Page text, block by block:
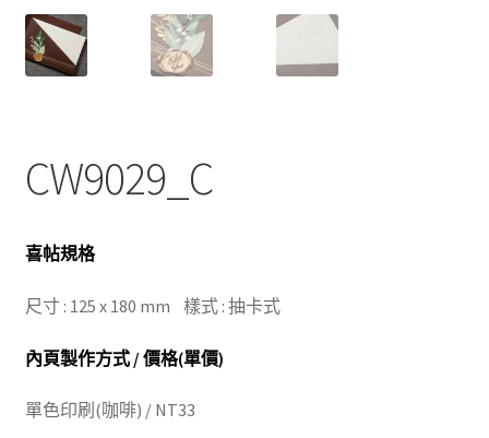
CW9029_C
喜帖規格
尺寸 : 125 x 180 mm 樣式 : 抽卡式
內頁製作方式 / 價格(單價)
單色印刷(咖啡) / NT33